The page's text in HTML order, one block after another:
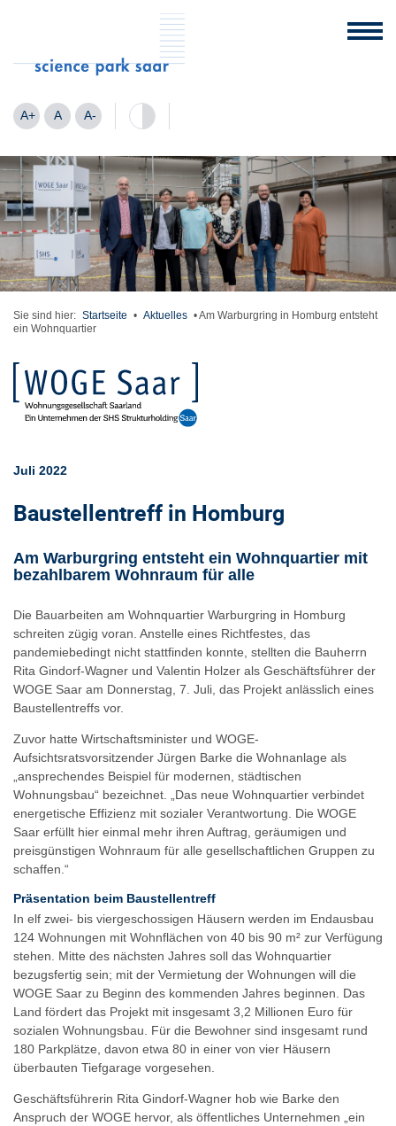
A+ A A-
Sie sind hier: Startseite • Aktuelles •Am Warburgring in Homburg entsteht
ein Wohnquartier
Juli 2022
Baustellentreff in Homburg
Am Warburgring entsteht ein Wohnquartier mit
bezahlbarem Wohnraum für alle
Die Bauarbeiten am Wohnquartier Warburgring in Homburg
schreiten zügig voran. Anstelle eines Richtfestes, das
pandemiebedingt nicht stattfinden konnte, stellten die Bauherrn
Rita Gindorf-Wagner und Valentin Holzer als Geschäftsführer der
WOGE Saar am Donnerstag, 7. Juli, das Projekt anlässlich eines
Baustellentreffs vor.
Zuvor hatte Wirtschaftsminister und WOGE-
Aufsichtsratsvorsitzender Jürgen Barke die Wohnanlage als
„ansprechendes Beispiel für modernen, städtischen
Wohnungsbau“ bezeichnet. „Das neue Wohnquartier verbindet
energetische Effizienz mit sozialer Verantwortung. Die WOGE
Saar erfüllt hier einmal mehr ihren Auftrag, geräumigen und
preisgünstigen Wohnraum für alle gesellschaftlichen Gruppen zu
schaffen.“
Präsentation beim Baustellentreff
In elf zwei- bis viergeschossigen Häusern werden im Endausbau
124 Wohnungen mit Wohnflächen von 40 bis 90 m² zur Verfügung
stehen. Mitte des nächsten Jahres soll das Wohnquartier
bezugsfertig sein; mit der Vermietung der Wohnungen will die
WOGE Saar zu Beginn des kommenden Jahres beginnen. Das
Land fördert das Projekt mit insgesamt 3,2 Millionen Euro für
sozialen Wohnungsbau. Für die Bewohner sind insgesamt rund
180 Parkplätze, davon etwa 80 in einer von vier Häusern
überbauten Tiefgarage vorgesehen.
Geschäftsführerin Rita Gindorf-Wagner hob wie Barke den
Anspruch der WOGE hervor, als öffentliches Unternehmen „ein